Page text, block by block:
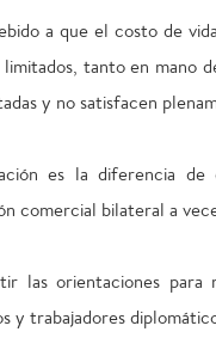
a que el costo de
limitados, tanto en mano
y no satisfacen
es la diferencia
comercial bilateral a
las orientaciones
y trabajadores